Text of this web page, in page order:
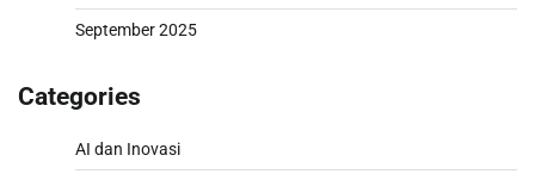
September 2025
Categories
AI dan Inovasi